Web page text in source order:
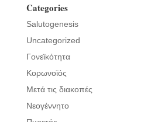
Categories
Salutogenesis
Uncategorized
Γονεϊκότητα
Κορωνοϊός
Μετά τις διακοπές
Νεογέννητο